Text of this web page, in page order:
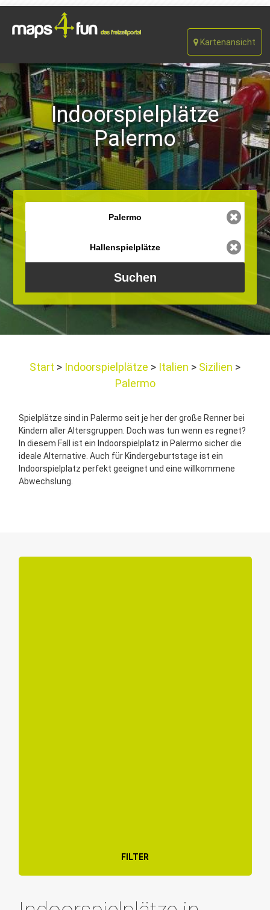
Kartenansicht
Indoorspielplätze
Palermo
Start Indoorspielplätze Italien
Sizilien
Palermo
Spielplätze sind in Palermo seit je her der große Renner bei
Kindern aller Altersgruppen. Doch was tun wenn es regnet?
In diesem Fall ist ein Indoorspielplatz in Palermo sicher die
ideale Alternative. Auch für Kindergeburtstage ist ein
Indoorspielplatz perfekt geeignet und eine willkommene
Abwechslung.
FILTER